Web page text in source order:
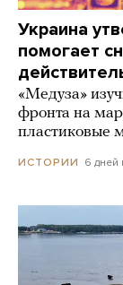
Украина
помогает
«Медуза»
фронта на
пластиковые
ИСТОРИИ 6 дней